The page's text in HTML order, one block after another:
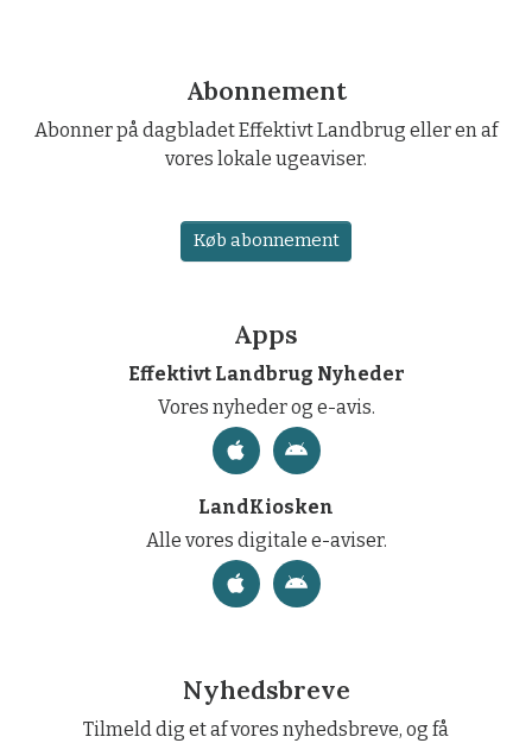
Abonnement
Abonner på dagbladet Effektivt Landbrug eller en af
vores lokale ugeaviser.
Køb abonnement
Apps
Effektivt Landbrug Nyheder
Vores nyheder og e-avis.
LandKiosken
Alle vores digitale e-aviser.
Nyhedsbreve
Tilmeld dig et af vores nyhedsbreve, og få